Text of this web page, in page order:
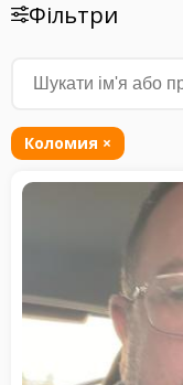
Фільтри
Коломия ×